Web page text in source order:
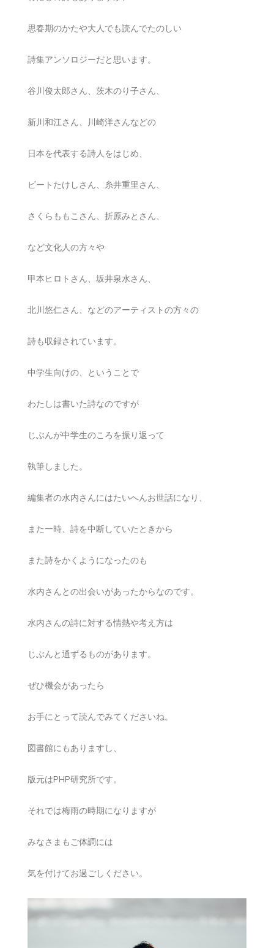
思春期のかたや大人でも読んでたのしい
詩集アンソロジーだと思います。
谷川俊太郎さん、茨木のり子さん、
新川和江さん、川崎洋さんなどの
日本を代表する詩人をはじめ、
ビートたけしさん、糸井重里さん、
さくらももこさん、折原みとさん、
など文化人の方々や
甲本ヒロトさん、坂井泉水さん、
北川悠仁さん、などのアーティストの方々の
詩も収録されています。
中学生向けの、ということで
わたしは書いた詩なのですが
じぶんが中学生のころを振り返って
執筆しました。
編集者の水内さんにはたいへんお世話になり、
また一時、詩を中断していたときから
また詩をかくようになったのも
水内さんとの出会いがあったからなのです。
水内さんの詩に対する情熱や考え方は
じぶんと通ずるものがあります。
ぜひ機会があったら
お手にとって読んでみてくださいね。
図書館にもありますし、
版元はPHP研究所です。
それでは梅雨の時期になりますが
みなさまもご体調には
気を付けてお過ごしください。